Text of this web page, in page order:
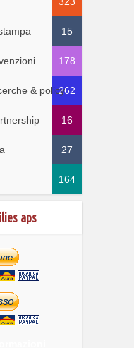
15
178
& policy262
16
27
164
aps